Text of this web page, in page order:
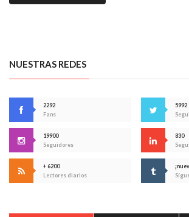
NUESTRAS REDES
2292
Fans
5992
19900
Seguidores
830
+ 6200
Lectores diarios